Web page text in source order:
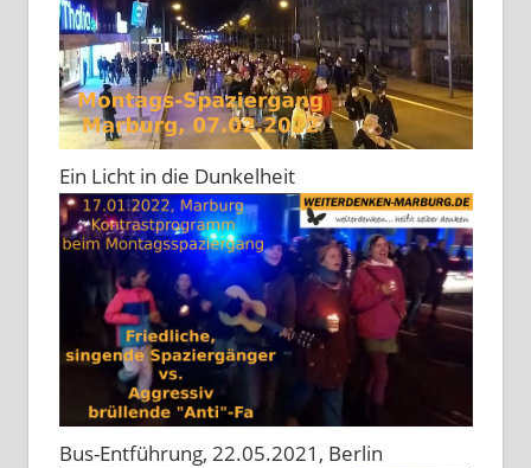
Ein Licht in die Dunkelheit
Bus-Entführung, 22.05.2021, Berlin